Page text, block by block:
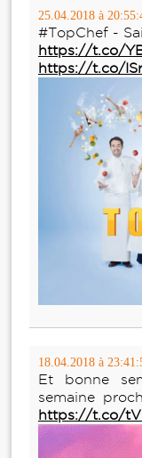
25.04.2018 à
#TopChef -
https://t.co/
https://t.co/
18.04.2018 à
Et bonne
semaine
https://t.co/